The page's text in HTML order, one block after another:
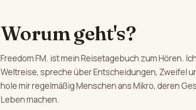
Worum geht's?
Freedom FM. ist mein Reisetagebuch zum Hören.
Weltreise, spreche über Entscheidungen, Zweifel
hole mir regelmäßig Menschen ans Mikro, deren
Leben machen.